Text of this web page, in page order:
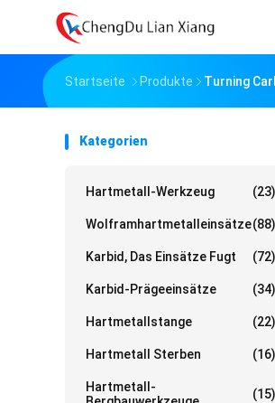
Startseite Produkte Turning
Kategorien
Hartmetall-Werkzeug (23)
Wolframhartmetalleinsätze(88)
Karbid, Das Einsätze Fugt (72)
Karbid-Prägeeinsätze (34)
Hartmetallstange (22)
Hartmetall Sterben (16)
Hartmetall-
(15)